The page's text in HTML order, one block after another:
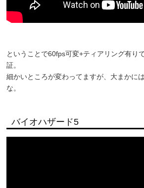
ということで60fps可変+ティアリング有り
証。
細かいところが変わってますが、大まかに
な。
バイオハザード5